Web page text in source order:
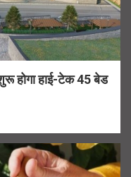
हाई-टेक 45 बेड